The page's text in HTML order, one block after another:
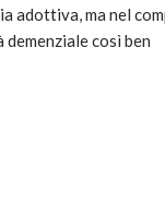
adottiva, ma nel
così ben